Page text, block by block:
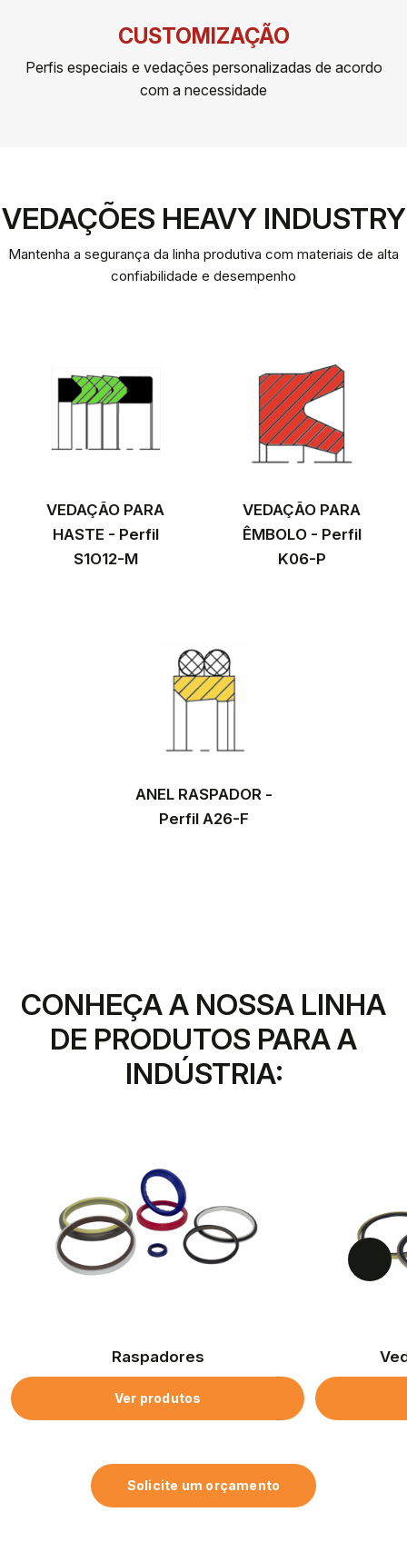
CUSTOMIZAÇÃO
Perfis especiais e vedações personalizadas de acordo
com a necessidade
VEDAÇÕES HEAVY INDUSTRY
Mantenha a segurança da linha produtiva com materiais de alta
confiabilidade e desempenho
VEDAÇÃO PARA
HASTE - Perfil
S1O12-M
VEDAÇÃO PARA
ÊMBOLO - Perfil
K06-P
ANEL RASPADOR -
Perfil A26-F
CONHEÇA A NOSSA LINHA
DE PRODUTOS PARA A
INDÚSTRIA:
Raspadores
Ver produtos
Solicite um orçamento